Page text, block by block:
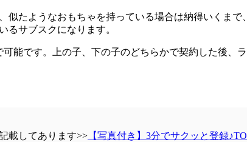
似たようなおもちゃを持っている場合は納得いくまで
るサブスクになります。
可能です。上の子、下の子のどちらかで契約した後、
載してあります>> 【写真付き】3分でサクッと登録